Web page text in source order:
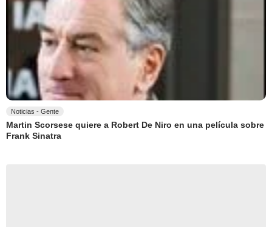
Noticias - Gente
Martin Scorsese quiere a Robert De Niro en una película sobre
Frank Sinatra